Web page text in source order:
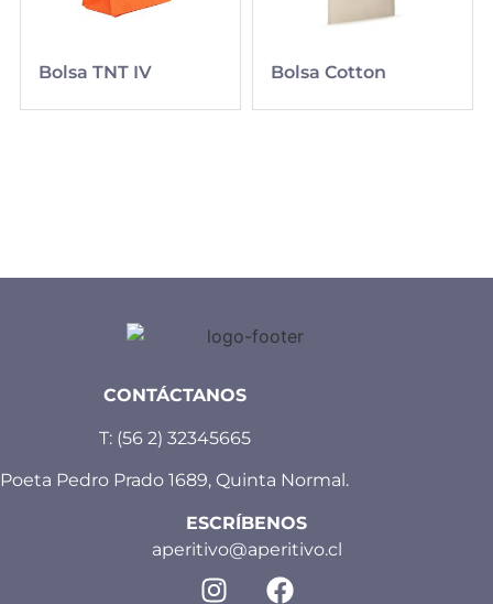
Bolsa TNT IV Bolsa Cotton
CONTÁCTANOS
T: (56 2) 32345665
Poeta Pedro Prado 1689, Quinta Normal.
ESCRÍBENOS
aperitivo@aperitivo.cl